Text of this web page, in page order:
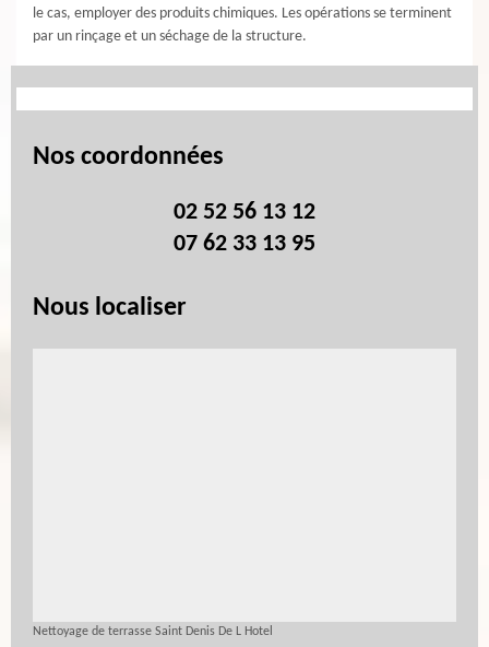
le cas, employer des produits chimiques. Les opérations se terminent
par un rinçage et un séchage de la structure.
Nos coordonnées
02 52 56 13 12
07 62 33 13 95
Nous localiser
Nettoyage de terrasse Saint Denis De L Hotel